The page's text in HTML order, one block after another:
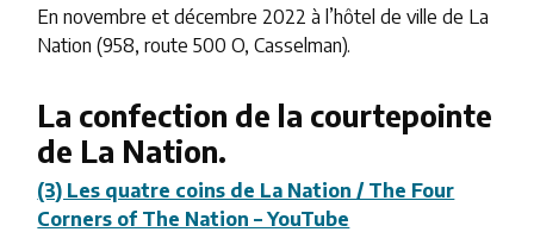
En novembre et décembre 2022 à l’hôtel de ville de La
Nation (958, route 500 O, Casselman).
La confection de la courtepointe
de La Nation.
(3) Les quatre coins de La Nation / The Four
Corners of The Nation – YouTube